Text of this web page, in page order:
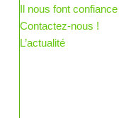
Il nous font confiance
Contactez-nous !
L’actualité